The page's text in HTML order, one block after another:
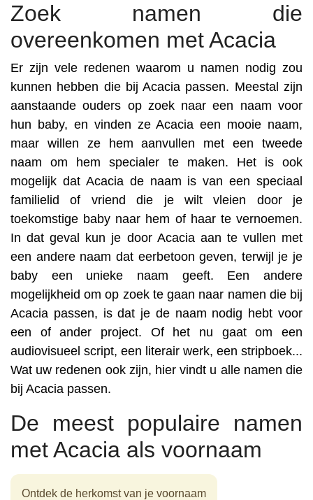
Zoek namen die
overeenkomen met Acacia
Er zijn vele redenen waarom u namen nodig zou
kunnen hebben die bij Acacia passen. Meestal zijn
aanstaande ouders op zoek naar een naam voor
hun baby, en vinden ze Acacia een mooie naam,
maar willen ze hem aanvullen met een tweede
naam om hem specialer te maken. Het is ook
mogelijk dat Acacia de naam is van een speciaal
familielid of vriend die je wilt vleien door je
toekomstige baby naar hem of haar te vernoemen.
In dat geval kun je door Acacia aan te vullen met
een andere naam dat eerbetoon geven, terwijl je je
baby een unieke naam geeft. Een andere
mogelijkheid om op zoek te gaan naar namen die bij
Acacia passen, is dat je de naam nodig hebt voor
een of ander project. Of het nu gaat om een
audiovisueel script, een literair werk, een stripboek...
Wat uw redenen ook zijn, hier vindt u alle namen die
bij Acacia passen.
De meest populaire namen
met Acacia als voornaam
Ontdek de herkomst van je voornaam